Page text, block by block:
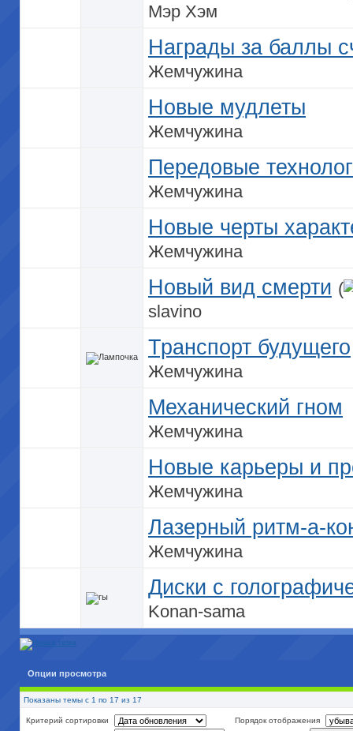
Мэр Хэм
Награды за баллы
Жемчужина
Новые мудлеты
Жемчужина
Передовые
Жемчужина
Новые черты
Жемчужина
Новый вид смерти (
slavino
Транспорт будущего
Жемчужина
Механический гном
Жемчужина
Новые карьеры и
Жемчужина
Лазерный ритм-а-
Жемчужина
Диски с
Konan-sama
Опции просмотра
Показаны темы с 1 по 17 из 17
Критерий сортировки
Порядок отображения